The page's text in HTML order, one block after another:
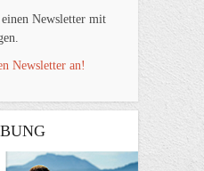
Newsletter mit
Newsletter an!